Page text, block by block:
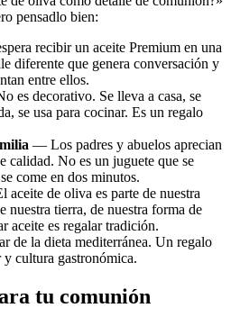
pensadlo bien:
recibir un aceite Premium en una
diferente que genera conversación y
entre ellos.
es decorativo. Se lleva a casa, se
se usa para cocinar. Es un regalo
— Los padres y abuelos aprecian
calidad. No es un juguete que se
come en dos minutos.
de oliva es parte de nuestra
nuestra tierra, de nuestra forma de
aceite es regalar tradición.
de la dieta mediterránea. Un regalo
y cultura gastronómica.
tu comunión